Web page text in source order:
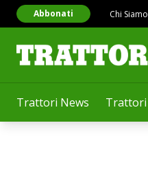
Trattori News Trattori
Abbonati Chi Siamo